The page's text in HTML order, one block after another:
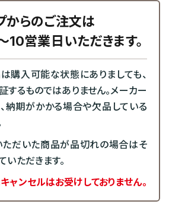
からのご注文は
10営業日いただきます。
購入可能な状態にありましても、
するものではありません。メーカー
納期がかかる場合や欠品している
だいた商品が品切れの場合はそ
ただきます。
ンセルはお受けしておりません。